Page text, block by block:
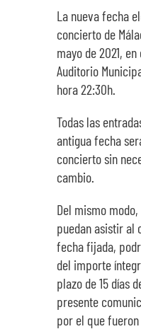
SOBRE NOSOTROS
TRANSPARENCIA
La nueva fecha
concierto de
mayo de 2021,
Auditorio
hora 22:30h.
Todas las
antigua fecha
concierto sin
cambio.
Del mismo
puedan asistir al
fecha fijada,
del importe
plazo de 15 días
presente
por el que